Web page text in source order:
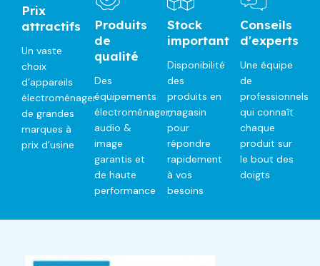
Prix
attractifs
Un vaste
choix
d’appareils
électroménager
de grandes
marques à
prix d’usine
Produits
de
qualité
Des
équipements
électroménager,
audio &
image
garantis et
de haute
performance
Stock
important
Disponibilité
des
produits en
magasin
pour
répondre
rapidement
à vos
besoins
Conseils
d'experts
Une équipe
de
professionnels
qui connaît
chaque
produit sur
le bout des
doigts